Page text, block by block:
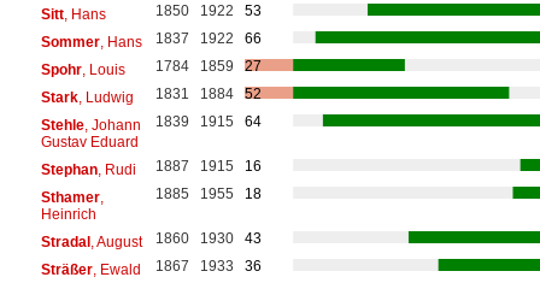
Sitt, Hans 1850 1922
53
Sommer, Hans 1837 1922
66
Spohr, Louis 1784 1859
27
Stark, Ludwig 1831 1884
52
Stehle, Johann
Gustav Eduard
1839 1915 64
Stephan, Rudi 1887 1915
16
Sthamer,
Heinrich
1885 1955 18
Stradal, August 1860 1930
43
Sträßer, Ewald 1867 1933
36